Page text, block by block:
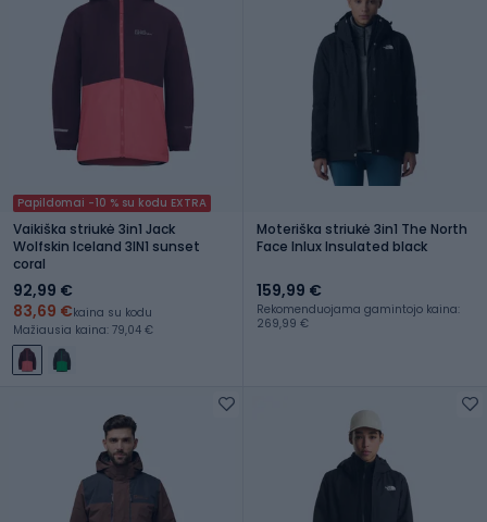
Papildomai -10 % su kodu EXTRA
Vaikiška striukė 3in1 Jack
Wolfskin Iceland 3IN1 sunset
coral
92,99 €
83,69 €kaina su kodu
Mažiausia kaina: 79,04 €
Moteriška striukė 3in1 The North
Face Inlux Insulated black
159,99 €
Rekomenduojama gamintojo kaina:
269,99 €